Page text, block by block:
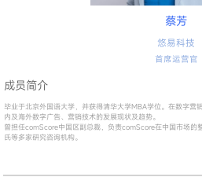
蔡芳
悠易科技
首席运营官
成员简介
毕业于北京外国语大学，并获得清华大学MBA学位。在数字营
内及海外数字广告、营销技术的发展现状及趋势。
曾担任comScore中国区副总裁，负责comScore在中国市场的
氏等多家研究咨询机构。